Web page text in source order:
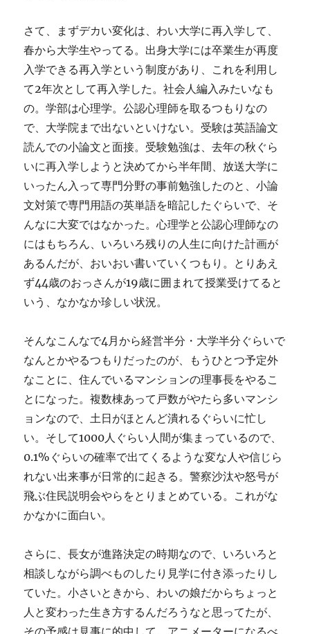
さて、まずデカい変化は、わい大学に再入学して、
春から大学生やってる。出身大学には卒業生が再度
入学できる再入学という制度があり、これを利用し
て2年次として再入学した。社会人編入みたいなも
の。学部は心理学。公認心理師を取るつもりなの
で、大学院まで出ないといけない。受験は英語論文
読んでの小論文と面接。受験勉強は、去年の秋ぐら
いに再入学しようと決めてから半年間、放送大学に
いったん入って専門分野の事前勉強したのと、小論
文対策で専門用語の英単語を暗記したぐらいで、そ
んなに大変ではなかった。心理学と公認心理師なの
にはもちろん、いろいろ残りの人生に向けた計画が
あるんだが、おいおい書いていくつもり。とりあえ
ず44歳のおっさんが19歳に囲まれて授業受けてると
いう、なかなか珍しい状況。
そんなこんなで4月から経営半分・大学半分ぐらいで
なんとかやるつもりだったのが、もうひとつ予定外
なことに、住んでいるマンションの理事長をやるこ
とになった。複数棟あって戸数がやたら多いマンシ
ョンなので、土日がほとんど潰れるぐらいに忙し
い。そして1000人ぐらい人間が集まっているので、
0.1%ぐらいの確率で出てくるような変な人や信じら
れない出来事が日常的に起きる。警察沙汰や怒号が
飛ぶ住民説明会やらをとりまとめている。これがな
かなかに面白い。
さらに、長女が進路決定の時期なので、いろいろと
相談しながら調べものしたり見学に付き添ったりし
ていた。小さいときから、わいの娘だからちょっと
人と変わった生き方するんだろうなと思ってたが、
その予感は見事に的中して、アニメーターになるべ